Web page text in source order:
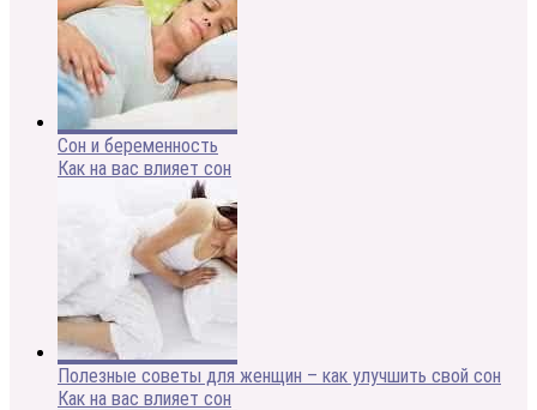
Сон и беременность
Как на вас влияет сон
Полезные советы для женщин – как улучшить свой сон
Как на вас влияет сон